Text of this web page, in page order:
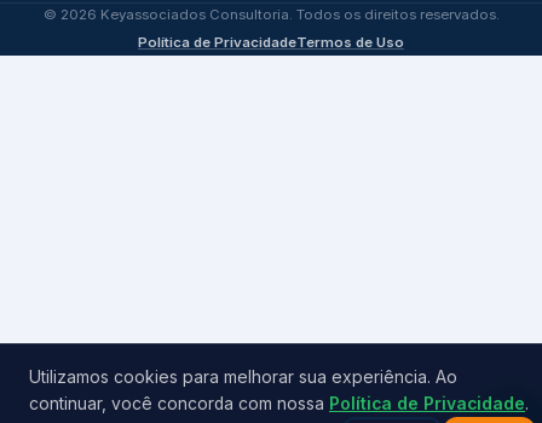
© 2026 Keyassociados Consultoria. Todos os direitos reservados.
Política de PrivacidadeTermos de Uso
Utilizamos cookies para melhorar sua experiência. Ao
continuar, você concorda com nossa Política de Privacidade.